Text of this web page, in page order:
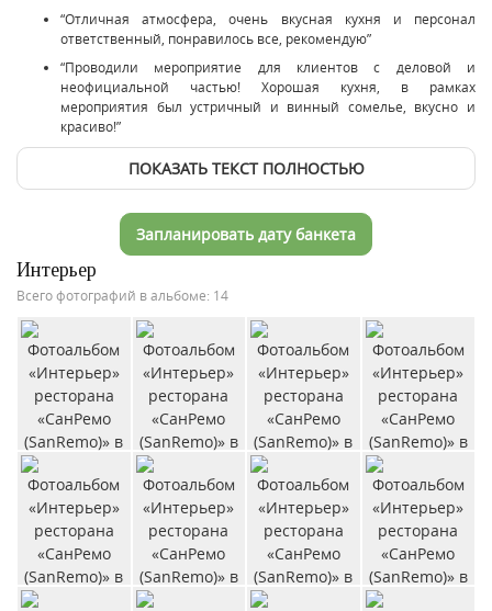
“Отличная атмосфера, очень вкусная кухня и персонал
ответственный, понравилось все, рекомендую”
“Проводили мероприятие для клиентов с деловой и
неофициальной частью! Хорошая кухня, в рамках
мероприятия был устричный и винный сомелье, вкусно и
красиво!”
ПОКАЗАТЬ ТЕКСТ ПОЛНОСТЬЮ
Запланировать дату банкета
Интерьер
Всего фотографий в альбоме: 14